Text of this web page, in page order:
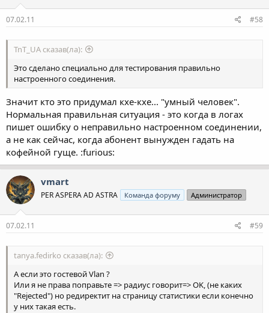
07.02.11 #58
TnT_UA сказав(ла):
Это сделано специально для тестирования правильно
настроенного соединения.
Значит кто это придумал кхе-кхе... "умный человек".
Нормальная правильная ситуация - это когда в логах
пишет ошибку о неправильно настроенном соединении,
а не как сейчас, когда абонент вынужден гадать на
кофейной гуще. :furious:
vmart
PER ASPERA AD ASTRA Команда форуму Администратор
07.02.11 #59
tanya.fedirko сказав(ла):
А если это гостевой Vlan ?
Или я не права поправьте => радиус говорит=> OK, (не каких
"Rejected") но редиректит на страницу статистики если конечно
у них такая есть.